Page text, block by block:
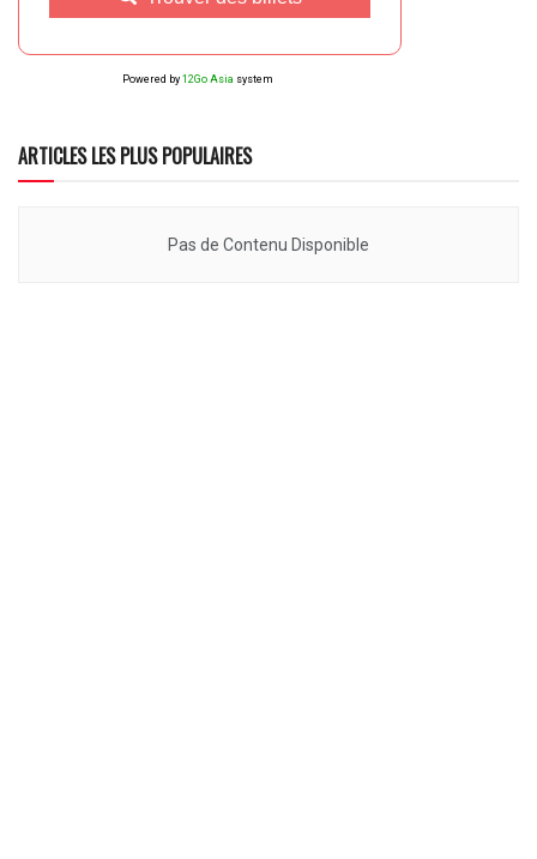
Powered by 12Go Asia system
ARTICLES LES PLUS POPULAIRES
Pas de Contenu Disponible